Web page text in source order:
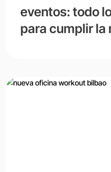
eventos: todo
para cumplir la